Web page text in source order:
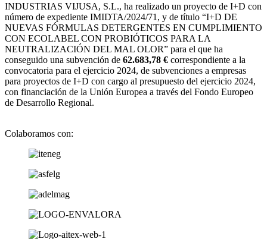
INDUSTRIAS VIJUSA, S.L., ha realizado un proyecto de I+D con
número de expediente IMIDTA/2024/71, y de título “I+D DE
NUEVAS FÓRMULAS DETERGENTES EN CUMPLIMIENTO
CON ECOLABEL CON PROBIÓTICOS PARA LA
NEUTRALIZACIÓN DEL MAL OLOR” para el que ha
conseguido una subvención de 62.683,78 € correspondiente a la
convocatoria para el ejercicio 2024, de subvenciones a empresas
para proyectos de I+D con cargo al presupuesto del ejercicio 2024,
con financiación de la Unión Europea a través del Fondo Europeo
de Desarrollo Regional.
Colaboramos con: